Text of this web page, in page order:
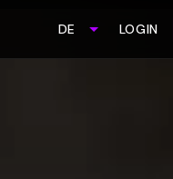
DE LOGIN